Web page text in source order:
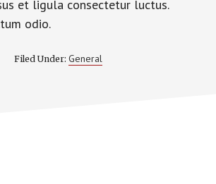
et ligula consectetur luctus.
odio.
Filed Under: General